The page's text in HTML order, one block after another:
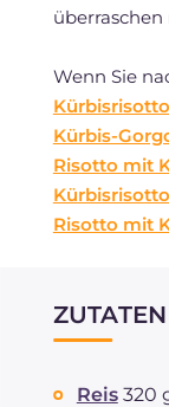
Wenn Sie
Kürbisrisotto
Kürbis-
Risotto mit
Risotto mit
ZUTATEN
Reis 320